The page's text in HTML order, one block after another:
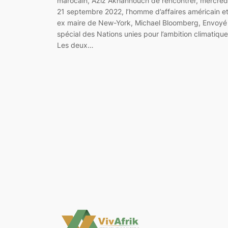
21 septembre 2022, l’homme d’affaires américain et
ex maire de New-York, Michael Bloomberg, Envoyé
spécial des Nations unies pour l’ambition
Les deux…